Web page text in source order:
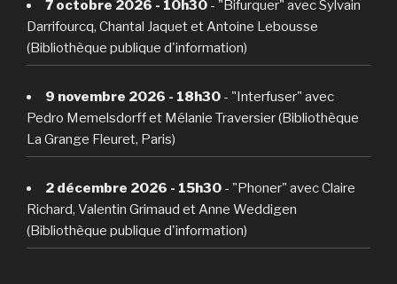
7 octobre 2026 - 10h30 - "Bifurquer" avec Sylvain
Darrifourcq, Chantal Jaquet et Antoine Lebousse
(Bibliothèque publique d'information)
9 novembre 2026 - 18h30 - "Interfuser" avec
Pedro Memelsdorff et Mélanie Traversier (Bibliothèque
La Grange Fleuret, Paris)
2 décembre 2026 - 15h30 - "Phoner" avec Claire
Richard, Valentin Grimaud et Anne Weddigen
(Bibliothèque publique d'information)